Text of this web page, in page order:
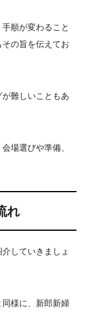
順が変わること
の旨を伝えてお
難しいこともあ
場選びや準備、
れ
していきましょ
様に、新郎新婦